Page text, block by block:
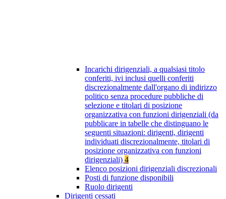
Incarichi dirigenziali, a qualsiasi titolo
conferiti, ivi inclusi quelli conferiti
discrezionalmente dall'organo di indirizzo
politico senza procedure pubbliche di
selezione e titolari di posizione
organizzativa con funzioni dirigenziali (da
pubblicare in tabelle che distinguano le
seguenti situazioni: dirigenti, dirigenti
individuati discrezionalmente, titolari di
posizione organizzativa con funzioni
dirigenziali) 4
Elenco posizioni dirigenziali discrezionali
Posti di funzione disponibili
Ruolo dirigenti
Dirigenti cessati